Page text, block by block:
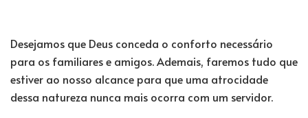
Desejamos que Deus conceda o conforto necessário
para os familiares e amigos. Ademais, faremos tudo que
estiver ao nosso alcance para que uma atrocidade
dessa natureza nunca mais ocorra com um servidor.